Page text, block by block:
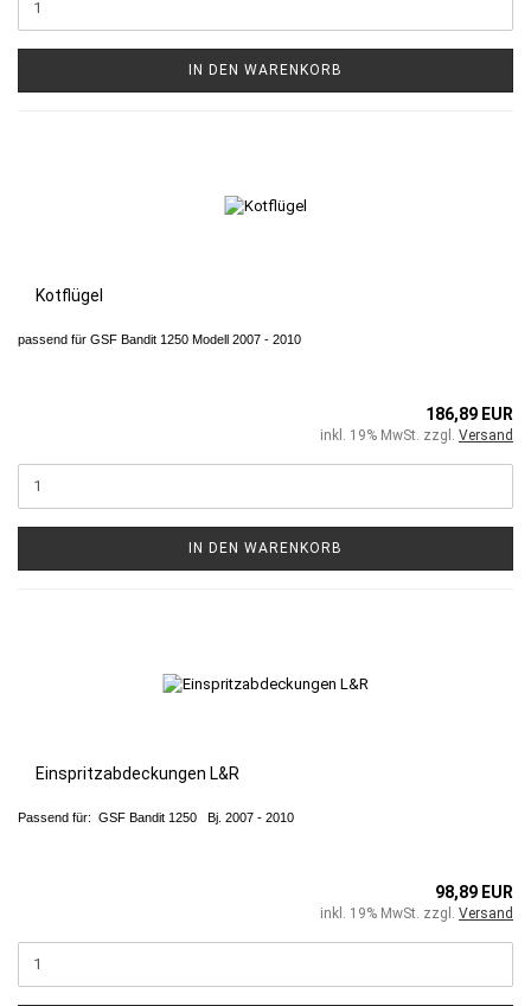
IN DEN WARENKORB
Kotflügel
passend für GSF Bandit 1250 Modell 2007 - 2010
186,89 EUR
inkl. 19% MwSt. zzgl. Versand
IN DEN WARENKORB
Einspritzabdeckungen L&R
Passend für: GSF Bandit 1250 Bj. 2007 - 2010
98,89 EUR
inkl. 19% MwSt. zzgl. Versand